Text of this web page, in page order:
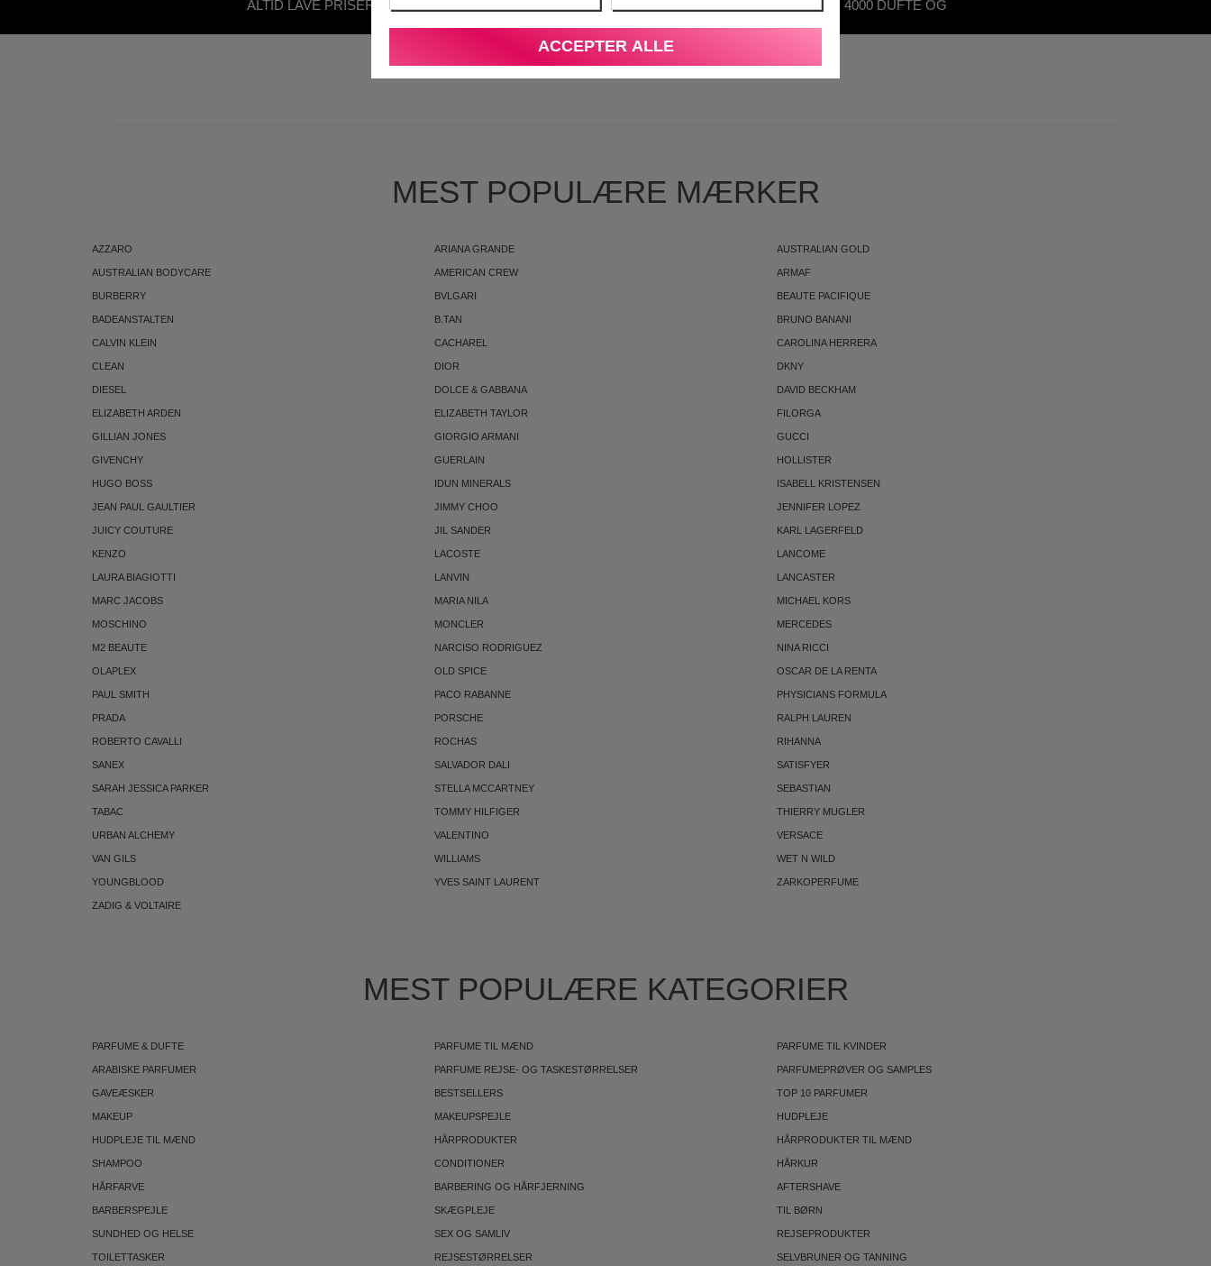
ACCEPTER ALLE
ALTID LAVE PRISER - UDEN OVER 4000 DUFTE OG
SKØNHEDSPRODUKTER
MEST POPULÆRE MÆRKER
AZZARO ARIANA GRANDE AUSTRALIAN GOLD
AUSTRALIAN BODYCARE AMERICAN CREW ARMAF
BURBERRY BVLGARI BEAUTE PACIFIQUE
BADEANSTALTEN B.TAN BRUNO BANANI
CALVIN KLEIN CACHAREL CAROLINA HERRERA
CLEAN DIOR DKNY
DIESEL DOLCE & GABBANA DAVID BECKHAM
ELIZABETH ARDEN ELIZABETH TAYLOR FILORGA
GILLIAN JONES GIORGIO ARMANI GUCCI
GIVENCHY GUERLAIN HOLLISTER
HUGO BOSS IDUN MINERALS ISABELL KRISTENSEN
JEAN PAUL GAULTIER JIMMY CHOO JENNIFER LOPEZ
JUICY COUTURE JIL SANDER KARL LAGERFELD
KENZO LACOSTE LANCOME
LAURA BIAGIOTTI LANVIN LANCASTER
MARC JACOBS MARIA NILA MICHAEL KORS
MOSCHINO MONCLER MERCEDES
M2 BEAUTE NARCISO RODRIGUEZ NINA RICCI
OLAPLEX OLD SPICE OSCAR DE LA RENTA
PAUL SMITH PACO RABANNE PHYSICIANS FORMULA
PRADA PORSCHE RALPH LAUREN
ROBERTO CAVALLI ROCHAS RIHANNA
SANEX SALVADOR DALI SATISFYER
SARAH JESSICA PARKER STELLA MCCARTNEY SEBASTIAN
TABAC TOMMY HILFIGER THIERRY MUGLER
URBAN ALCHEMY VALENTINO VERSACE
VAN GILS WILLIAMS WET N WILD
YOUNGBLOOD YVES SAINT LAURENT ZARKOPERFUME
ZADIG & VOLTAIRE
MEST POPULÆRE KATEGORIER
PARFUME & DUFTE PARFUME TIL MÆND PARFUME TIL KVINDER
ARABISKE PARFUMER PARFUME REJSE- OG TASKESTØRRELSER PARFUMEPRØVER OG SAMPLES
GAVEÆSKER BESTSELLERS TOP 10 PARFUMER
MAKEUP MAKEUPSPEJLE HUDPLEJE
HUDPLEJE TIL MÆND HÅRPRODUKTER HÅRPRODUKTER TIL MÆND
SHAMPOO CONDITIONER HÅRKUR
HÅRFARVE BARBERING OG HÅRFJERNING AFTERSHAVE
BARBERSPEJLE SKÆGPLEJE TIL BØRN
SUNDHED OG HELSE SEX OG SAMLIV REJSEPRODUKTER
TOILETTASKER REJSESTØRRELSER SELVBRUNER OG TANNING